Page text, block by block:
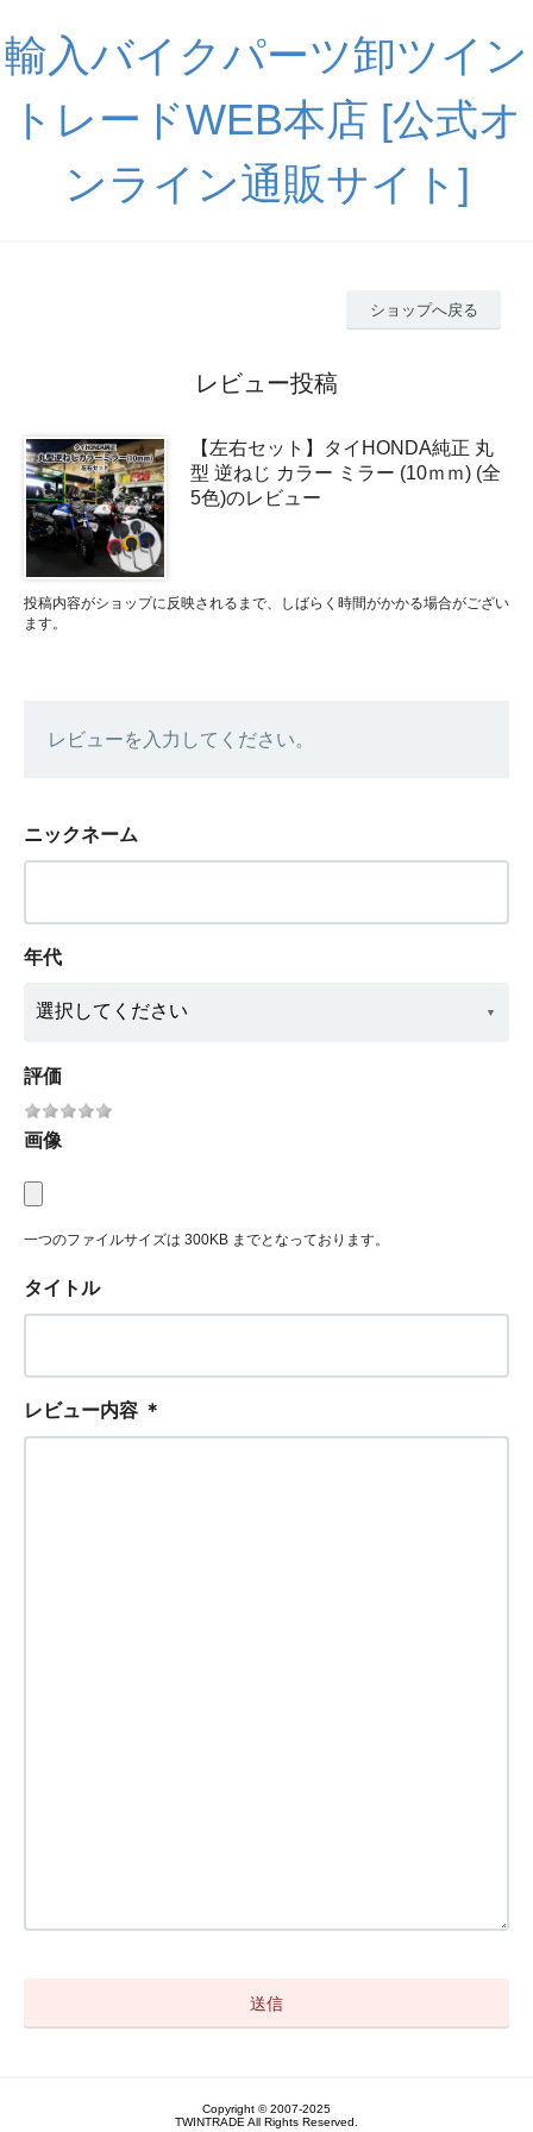
輸入バイクパーツ卸ツイン
トレードWEB本店 [公式オ
ンライン通販サイト]
ショップへ戻る
レビュー投稿
【左右セット】タイHONDA純正 丸
型 逆ねじ カラー ミラー (10ｍｍ) (全
5色)のレビュー
投稿内容がショップに反映されるまで、しばらく時間がかかる場合がござい
ます。
レビューを入力してください。
ニックネーム
年代
評価
画像
一つのファイルサイズは 300KB までとなっております。
タイトル
レビュー内容 ＊
Copyright © 2007-2025
TWINTRADE All Rights Reserved.